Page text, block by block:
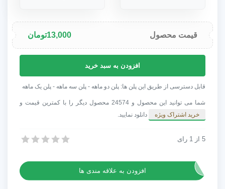
قیمت محصول 13,000تومان
مخصوص
کریسمس
Background
عدد
افزودن به سبد خرید
قابل دسترسی از طریق این پلن ها: پلن دو ماهه - پلن سه ماهه - پلن یک ماهه
شما می توانید این محصول و 24574 محصول دیگر را با کمترین قیمت و
خرید اشتراک ویژه
دانلود نمایید.
آهنگ مخصوص کریسمس Christmas Background
5 از 1 رای
افزودن به علاقه مندی ها